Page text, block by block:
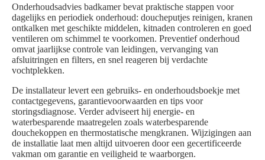
Onderhoudsadvies badkamer bevat praktische stappen voor
dagelijks en periodiek onderhoud: doucheputjes reinigen, kranen
ontkalken met geschikte middelen, kitnaden controleren en goed
ventileren om schimmel te voorkomen. Preventief onderhoud
omvat jaarlijkse controle van leidingen, vervanging van
afsluitringen en filters, en snel reageren bij verdachte
vochtplekken.
De installateur levert een gebruiks- en onderhoudsboekje met
contactgegevens, garantievoorwaarden en tips voor
storingsdiagnose. Verder adviseert hij energie- en
waterbesparende maatregelen zoals waterbesparende
douchekoppen en thermostatische mengkranen. Wijzigingen aan
de installatie laat men altijd uitvoeren door een gecertificeerde
vakman om garantie en veiligheid te waarborgen.